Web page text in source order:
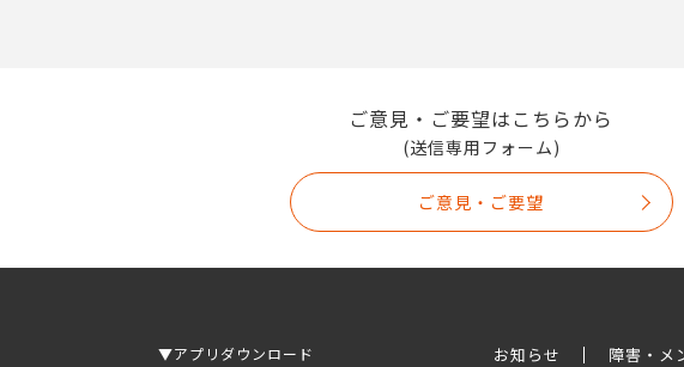
ご意見・ご要望はこちらから
(送信専用フォーム)
ご意見・ご要望
▼アプリダウンロード お知らせ 障害・メ